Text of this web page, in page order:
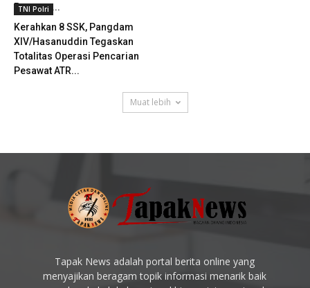
Pesawat...
TNI Polri
Kerahkan 8 SSK, Pangdam
XIV/Hasanuddin Tegaskan
Totalitas Operasi Pencarian
Pesawat ATR...
Muat lebih
Tapak News adalah portal berita online yang
menyajikan beragam topik informasi menarik baik